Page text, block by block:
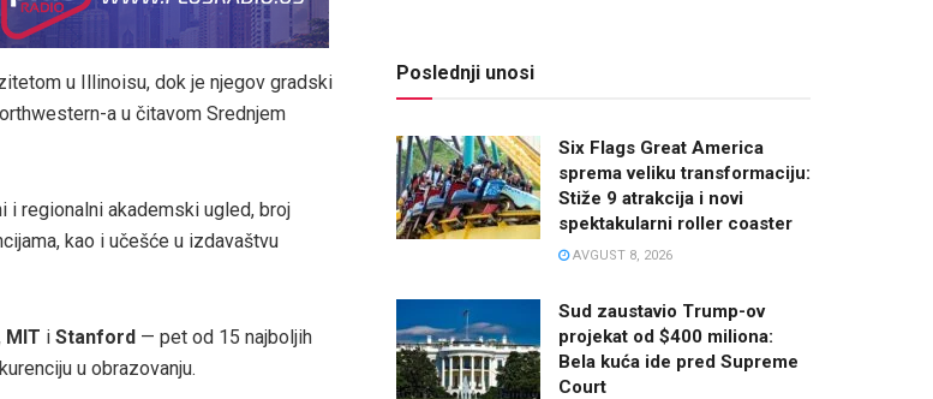
u Illinoisu, dok je njegov gradski
a u čitavom Srednjem
i regionalni akademski ugled, broj
kao i učešće u izdavaštvu
MIT i Stanford — pet od 15 najboljih
u obrazovanju.
Poslednji unosi
Six Flags Great America
sprema veliku transformaciju:
Stiže 9 atrakcija i novi
spektakularni roller coaster
AVGUST 8, 2026
Sud zaustavio Trump-ov
projekat od $400 miliona:
Bela kuća ide pred Supreme
Court